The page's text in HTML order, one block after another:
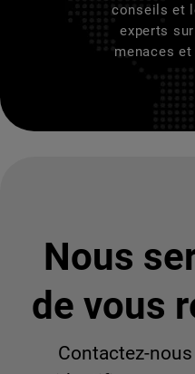
conseils et
experts
menaces
Nous
de vous
Contactez-